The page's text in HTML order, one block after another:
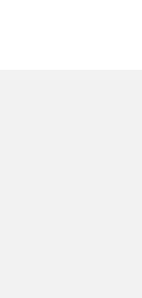
正是
獲勝
在八
中；
力克
倒再
決賽
氛。
勵同
老師
尾聲
監向
謝辭
生送